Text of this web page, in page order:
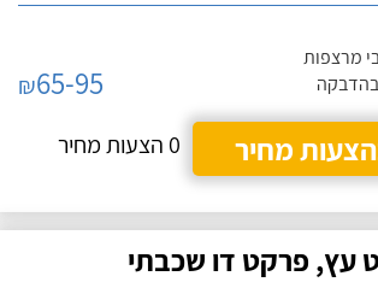
מרצפות
₪65-95
מחיר
0 הצעות מחיר
עץ, פרקט דו שכבתי